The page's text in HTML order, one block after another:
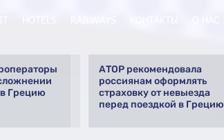
Грецию
АТОР рекомендовала
россиянам оформлять
страховку от невыезда
перед поездкой в Грецию